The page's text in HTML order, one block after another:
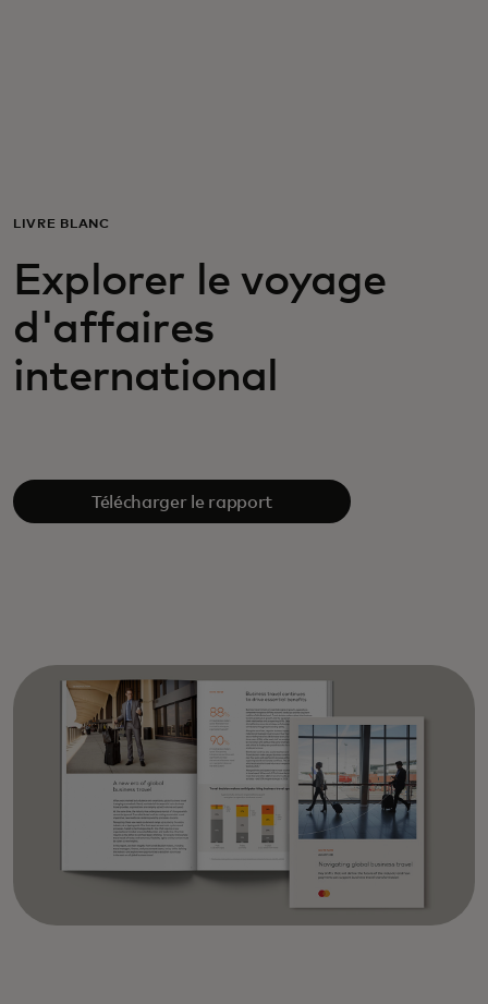
Actualités et tendances
LIVRE BLANC
Explorer le voyage
d'affaires
international
Télécharger le rapport